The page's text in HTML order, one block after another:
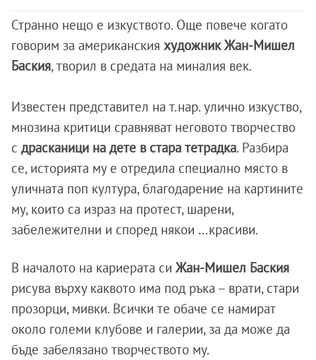
Странно нещо е изкуството. Още повече когато
говорим за американския художник Жан-Мишел
Баския, творил в средата на миналия век.
Известен представител на т.нар. улично изкуство,
мнозина критици сравняват неговото творчество
с драсканици на дете в стара тетрадка. Разбира
се, историята му е отредила специално място в
уличната поп култура, благодарение на картините
му, които са израз на протест, шарени,
забележителни и според някои ...красиви.
В началото на кариерата си Жан-Мишел Баския
рисува върху каквото има под ръка – врати, стари
прозорци, мивки. Всички те обаче се намират
около големи клубове и галерии, за да може да
бъде забелязано творчеството му.